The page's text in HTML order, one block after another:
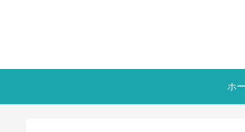
ホ